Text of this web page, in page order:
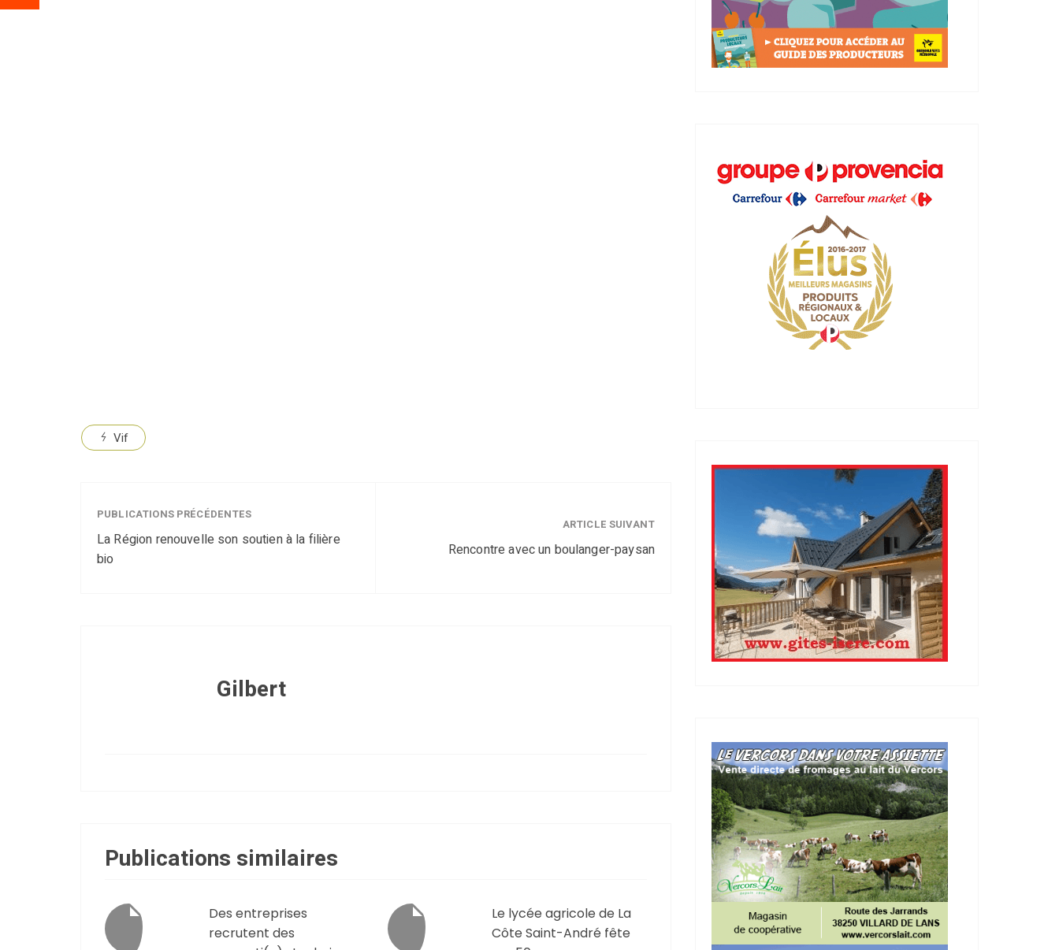
Vif
PUBLICATIONS PRÉCÉDENTES
La Région renouvelle son soutien à la filière
bio
ARTICLE SUIVANT
Rencontre avec un boulanger-paysan
Gilbert
Publications similaires
Des entreprises
recrutent des
Le lycée agricole de La
Côte Saint-André fête